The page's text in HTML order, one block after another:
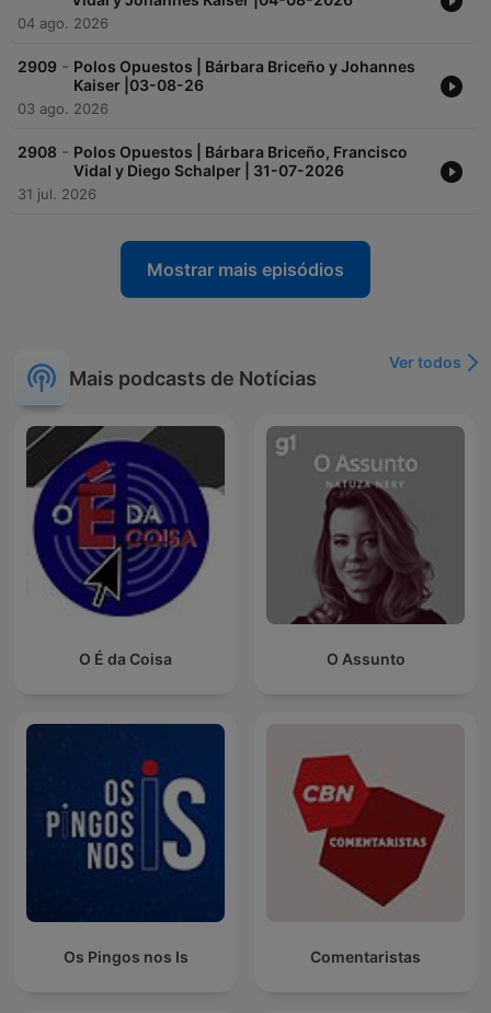
04 ago. 2026
2909 - Polos Opuestos | Bárbara Briceño y Johannes
Kaiser |03-08-26
03 ago. 2026
2908 - Polos Opuestos | Bárbara Briceño, Francisco
Vidal y Diego Schalper | 31-07-2026
31 jul. 2026
Mostrar mais episódios
Mais podcasts de Notícias
Ver todos
O É da Coisa O Assunto
Os Pingos nos Is Comentaristas